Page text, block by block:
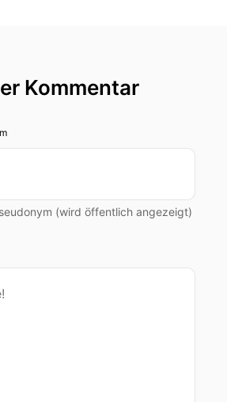
Kommentar
(wird öffentlich angezeigt)